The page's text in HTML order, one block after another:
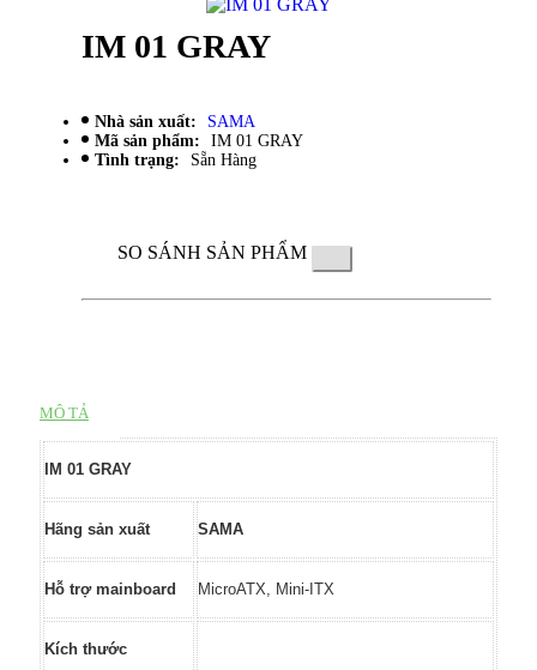
IM 01 GRAY
Nhà sản xuất:
SAMA
Mã sản phẩm:
IM 01 GRAY
Tình trạng:
Sẵn Hàng
SO SÁNH SẢN PHẨM
MÔ TẢ
IM 01 GRAY
Hãng sản xuất SAMA
Hỗ trợ mainboard MicroATX, Mini-ITX
Kích thước